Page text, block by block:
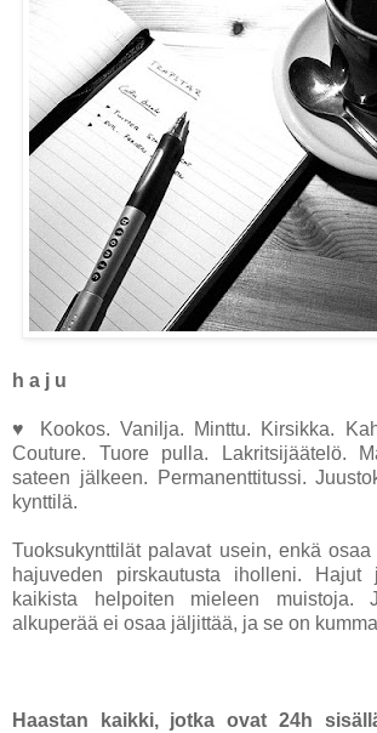
h a j u
♥ Kookos. Vanilja. Minttu. Kirsikka.
Couture. Tuore pulla. Lakritsijäätelö.
sateen jälkeen. Permanenttitussi.
kynttilä.
Tuoksukynttilät palavat usein, enkä
hajuveden pirskautusta iholleni. Hajut
kaikista helpoiten mieleen muistoja.
alkuperää ei osaa jäljittää, ja se on
Haastan kaikki, jotka ovat 24h